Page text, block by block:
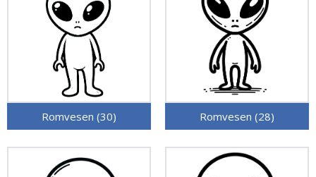
Romvesen (30) Romvesen (28)